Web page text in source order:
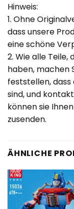
Hinweis:
1. Ohne
dass unsere
eine schöne
2. Wie alle
haben, machen
feststellen,
sind, und
können sie
zusenden.
ÄHNLICHE